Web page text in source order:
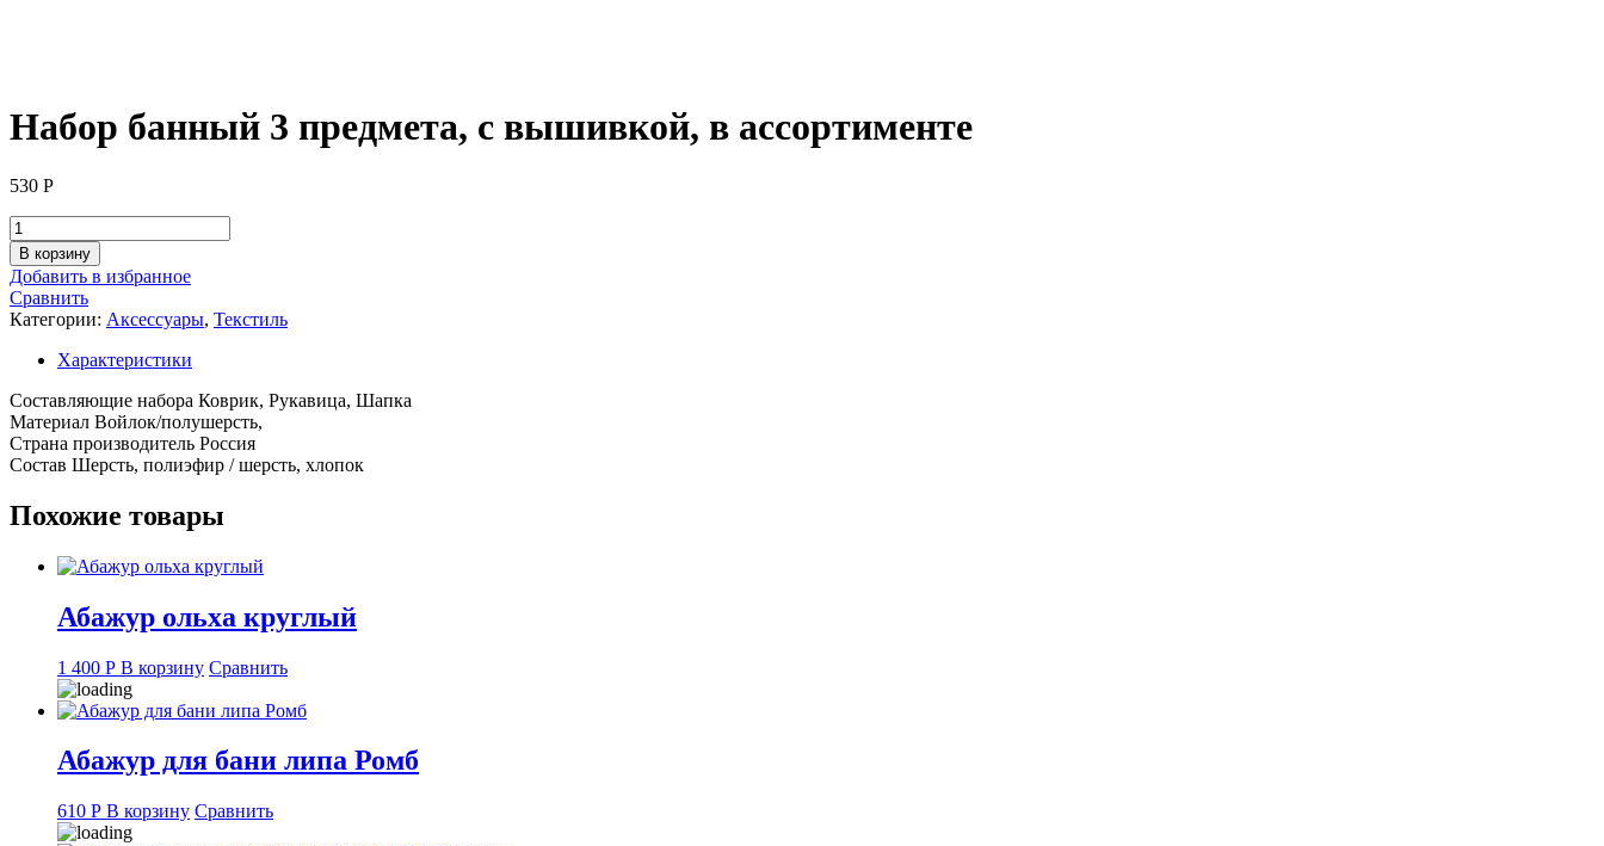
Набор банный 3 предмета, с вышивкой, в ассортименте
530 Р
Количество
товара
Набор
банный
3
предмета,
вышивкой,
в
ассортименте
В корзину
Добавить в избранное
Сравнить
Категории: Аксессуары, Текстиль
Характеристики
Составляющие набора Коврик, Рукавица, Шапка
Материал Войлок/полушерсть,
Страна производитель Россия
Состав Шерсть, полиэфир / шерсть, хлопок
Похожие товары
Абажур ольха круглый
1 400 Р В корзину Сравнить
Абажур для бани липа Ромб
610 Р В корзину Сравнить